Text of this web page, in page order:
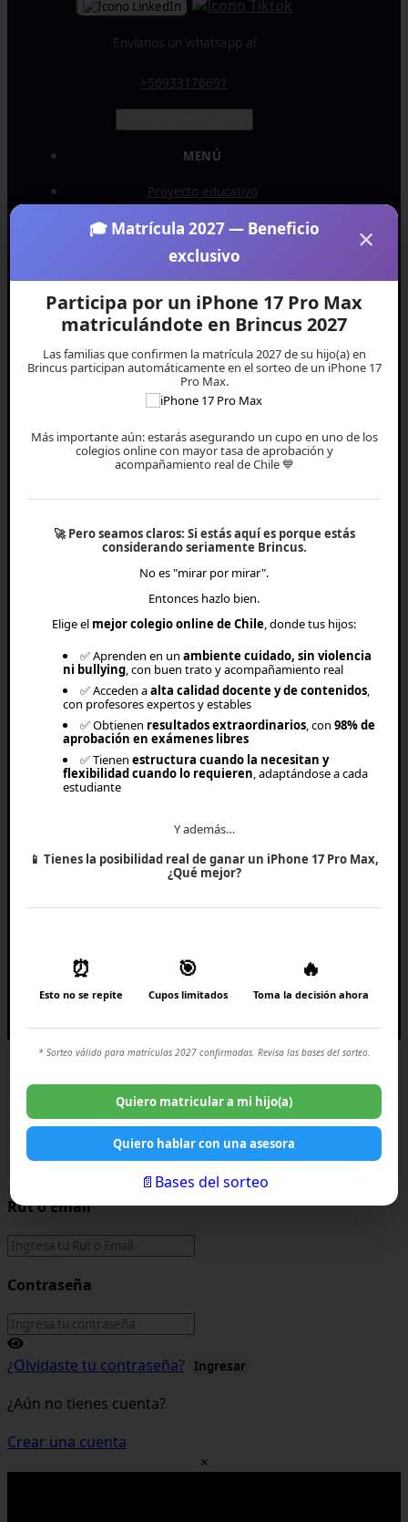
Envíanos un whatsapp al
+56933176691
MENÚ
Proyecto educativo
Profesores
Metodología
Horario de clases
Calendario Académico
Empresas
Blog
Textos ministeriales
Info exámenes libres
Preguntas frecuentes
Términos y condiciones
RECONOCIMIENTOS
Todos los derechos reservados © 2027 EVEREST EDTECH
×
Rut o Email
Contraseña
¿Olvidaste tu contraseña? Ingresar
¿Aún no tienes cuenta?
Crear una cuenta
×
×
🎓 Matrícula 2027 — Beneficio
exclusivo
Participa por un iPhone 17 Pro Max
matriculándote en Brincus 2027
Las familias que confirmen la matrícula 2027 de su hijo(a) en
Brincus participan automáticamente en el sorteo de un iPhone 17
Pro Max.
Más importante aún: estarás asegurando un cupo en uno de los
colegios online con mayor tasa de aprobación y
acompañamiento real de Chile 💙
🚀Pero seamos claros: Si estás aquí es porque estás
considerando seriamente Brincus.
No es "mirar por mirar".
Entonces hazlo bien.
Elige el mejor colegio online de Chile, donde tus hijos:
✅ Aprenden en unambiente cuidado, sin violencia
ni bullying, con buen trato y acompañamiento real
✅ Acceden aalta calidad docente y de contenidos,
con profesores expertos y estables
✅ Obtienen resultados extraordinarios, con98% de
aprobación en exámenes libres
✅ Tienenestructura cuando la necesitan y
flexibilidad cuando lo requieren, adaptándose a cada
estudiante
Y además…
📱 Tienes la posibilidad real de ganar un iPhone 17 Pro Max,
¿Qué mejor?
⏰
Esto no se repite
🎯
Cupos limitados
🔥
Toma la decisión ahora
* Sorteo válido para matrículas 2027 confirmadas. Revisa las bases del sorteo.
Quiero matricular a mi hijo(a)
Quiero hablar con una asesora
📄Bases del sorteo